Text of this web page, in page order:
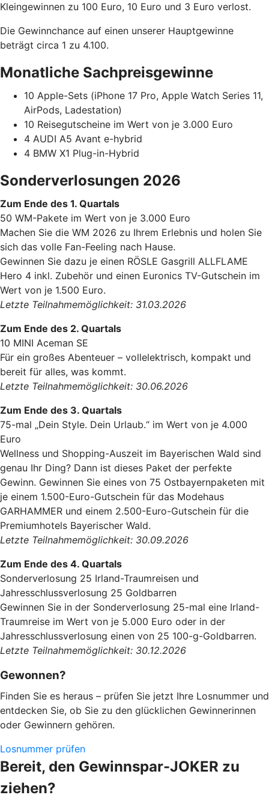
Kleingewinnen zu 100 Euro, 10 Euro und 3 Euro verlost.
Die Gewinnchance auf einen unserer Hauptgewinne
beträgt circa 1 zu 4.100.
Monatliche Sachpreisgewinne
10 Apple-Sets (iPhone 17 Pro, Apple Watch Series 11,
AirPods, Ladestation)
10 Reisegutscheine im Wert von je 3.000 Euro
4 AUDI A5 Avant e-hybrid
4 BMW X1 Plug-in-Hybrid
Sonderverlosungen 2026
Zum Ende des 1. Quartals
50 WM-Pakete im Wert von je 3.000 Euro
Machen Sie die WM 2026 zu Ihrem Erlebnis und holen Sie
sich das volle Fan-Feeling nach Hause.
Gewinnen Sie dazu je einen RÖSLE Gasgrill ALLFLAME
Hero 4 inkl. Zubehör und einen Euronics TV-Gutschein im
Wert von je 1.500 Euro.
Letzte Teilnahmemöglichkeit: 31.03.2026
Zum Ende des 2. Quartals
10 MINI Aceman SE
Für ein großes Abenteuer – vollelektrisch, kompakt und
bereit für alles, was kommt.
Letzte Teilnahmemöglichkeit: 30.06.2026
Zum Ende des 3. Quartals
75-mal „Dein Style. Dein Urlaub.“ im Wert von je 4.000
Euro
Wellness und Shopping-Auszeit im Bayerischen Wald sind
genau Ihr Ding? Dann ist dieses Paket der perfekte
Gewinn. Gewinnen Sie eines von 75 Ostbayernpaketen mit
je einem 1.500-Euro-Gutschein für das Modehaus
GARHAMMER und einem 2.500-Euro-Gutschein für die
Premiumhotels Bayerischer Wald.
Letzte Teilnahmemöglichkeit: 30.09.2026
Zum Ende des 4. Quartals
Sonderverlosung 25 Irland-Traumreisen und
Jahresschlussverlosung 25 Goldbarren
Gewinnen Sie in der Sonderverlosung 25-mal eine Irland-
Traumreise im Wert von je 5.000 Euro oder in der
Jahresschlussverlosung einen von 25 100-g-Goldbarren.
Letzte Teilnahmemöglichkeit: 30.12.2026
Gewonnen?
Finden Sie es heraus – prüfen Sie jetzt Ihre Losnummer und
entdecken Sie, ob Sie zu den glücklichen Gewinnerinnen
oder Gewinnern gehören.
Losnummer prüfen
Bereit, den Gewinnspar-JOKER zu
ziehen?